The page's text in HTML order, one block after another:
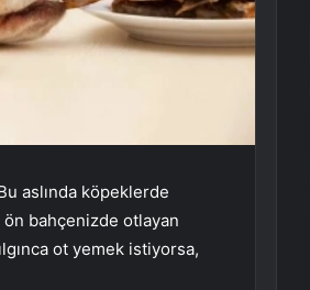
aslında köpeklerde
bahçenizde otlayan
ot yemek istiyorsa,